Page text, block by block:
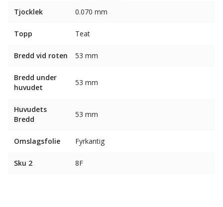
Tjocklek
0.070 mm
Topp Teat
Bredd vid roten 53 mm
Bredd under
huvudet
53 mm
Huvudets
Bredd
53 mm
Omslagsfolie Fyrkantig
Sku 2 8F